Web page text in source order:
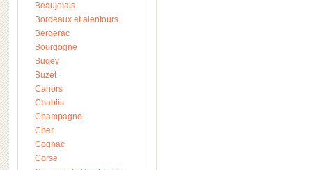
Beaujolais
Bordeaux et alentours
Bergerac
Bourgogne
Bugey
Buzet
Cahors
Chablis
Champagne
Cher
Cognac
Corse